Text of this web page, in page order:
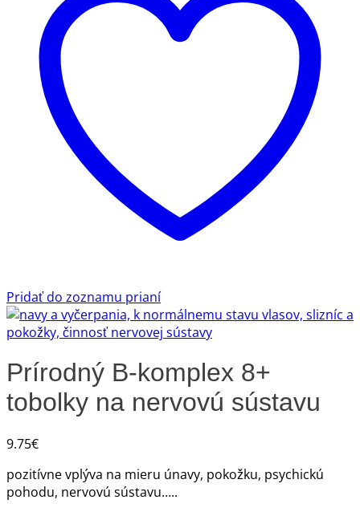
Pridať do zoznamu prianí
Prírodný B-komplex 8+
tobolky na nervovú sústavu
9.75€
pozitívne vplýva na mieru únavy, pokožku, psychickú
pohodu, nervovú sústavu…..